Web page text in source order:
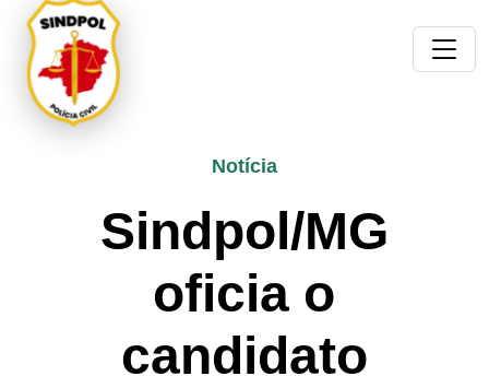
Notícia
Sindpol/MG
oficia o
candidato